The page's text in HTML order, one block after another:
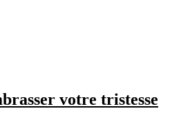
votre tristesse